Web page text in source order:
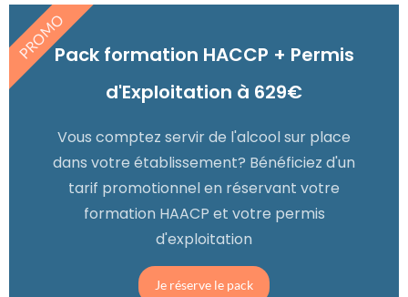
Pack formation HACCP + Permis
d'Exploitation à 629€
Vous comptez servir de l'alcool sur place
dans votre établissement? Bénéficiez d'un
tarif promotionnel en réservant votre
formation HAACP et votre permis
d'exploitation
Je réserve le pack
PROMO